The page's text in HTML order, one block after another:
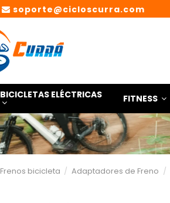
soporte@cicloscurra.com
BICICLETAS ELÉCTRICAS FITNESS
Frenos bicicleta Adaptadores de Freno